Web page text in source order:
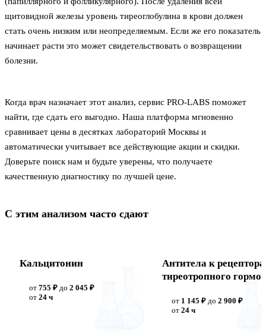
щитовидной железы уровень тиреоглобулина в крови должен
стать очень низким или неопределяемым. Если же его показатель
начинает расти это может свидетельствовать о возвращении
болезни.
Когда врач назначает этот анализ, сервис PRO-LABS поможет
найти, где сдать его выгодно. Наша платформа мгновенно
сравнивает цены в десятках лабораторий Москвы и
автоматически учитывает все действующие акции и скидки.
Доверьте поиск нам и будьте уверены, что получаете
качественную диагностику по лучшей цене.
С этим анализом часто сдают
Кальцитонин
от 755 ₽ до 2 045 ₽
от 24 ч
Антитела к
тиреотропного
от 1 145 ₽ до 2 900 ₽
от 24 ч